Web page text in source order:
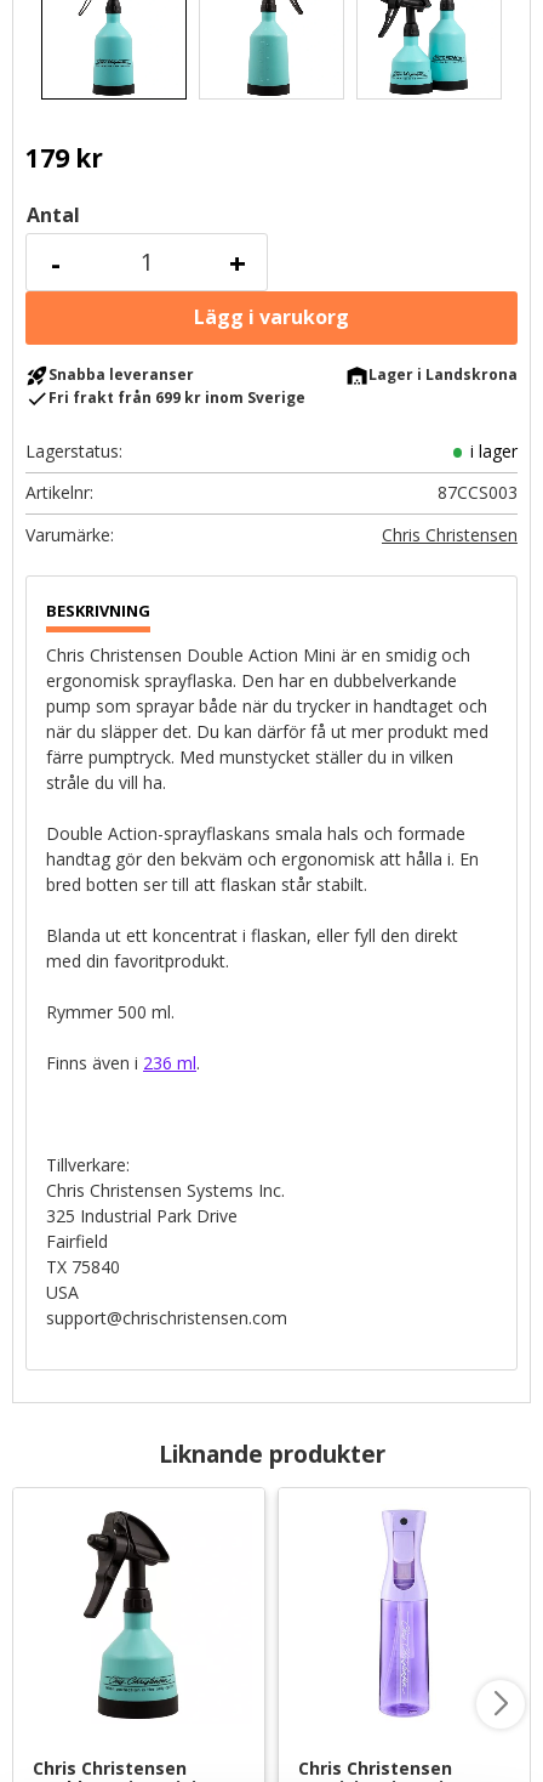
179kr
Antal
+
-
rocket_launchSnabba leveranser warehouseLager i Landskrona
checkFri frakt från 699 kr inom Sverige
Lagerstatus
i lager
Artikelnr
87CCS003
Chris Christensen
Chris Christensen Double Action Mini är en smidig och
ergonomisk sprayflaska. Den har en dubbelverkande
pump som sprayar både när du trycker in handtaget och
när du släpper det. Du kan därför få ut mer produkt med
färre pumptryck. Med munstycket ställer du in vilken
stråle du vill ha.
Double Action-sprayflaskans smala hals och formade
handtag gör den bekväm och ergonomisk att hålla i. En
bred botten ser till att flaskan står stabilt.
Blanda ut ett koncentrat i flaskan, eller fyll den direkt
med din favoritprodukt.
Rymmer 500 ml.
Finns även i 236 ml.
Tillverkare:
Chris Christensen Systems Inc.
325 Industrial Park Drive
Fairfield
TX 75840
USA
support@chrischristensen.com
Liknande produkter
Chris Christensen
Chris Christensen